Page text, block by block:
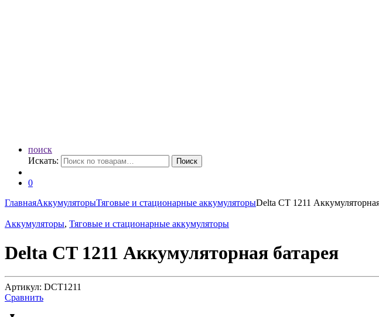
поиск
Искать:
Поиск
0
ГлавнаяАккумуляторыТяговые и стационарные аккумуляторыDelta CT 1211
Аккумуляторы, Тяговые и стационарные аккумуляторы
Delta CT 1211 Аккумуляторная батарея
Артикул: DCT1211
Сравнить